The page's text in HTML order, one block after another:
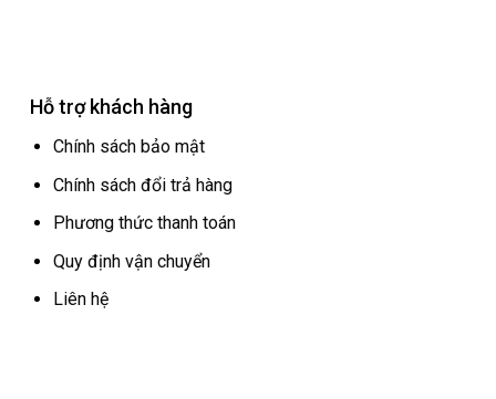
Hỗ trợ khách hàng
Chính sách bảo mật
Chính sách đổi trả hàng
Phương thức thanh toán
Quy định vận chuyển
Liên hệ